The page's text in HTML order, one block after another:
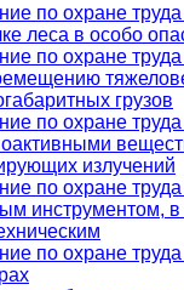
по охране
леса в особо
по охране
грузов
по охране
излучений
по охране
инструментом, в
по охране